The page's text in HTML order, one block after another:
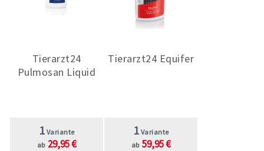
Tierarzt24
Pulmosan Liquid
1 Variante
ab 29,95 €
Tierarzt24 Equifer
1 Variante
ab 59,95 €